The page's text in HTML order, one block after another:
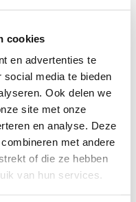
cookies
en advertenties te
media te bieden
Ook delen we
site met onze
en analyse. Deze
met andere
of die ze hebben
van hun services.
samen met een
is
uit landen met een
bieden en een
internationale
op te
ze het goed doen,
contract krijgen bij